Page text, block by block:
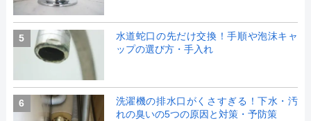
5
水道蛇口の先だけ交換！手順や泡沫キャ
ップの選び方・手入れ
6
洗濯機の排水口がくさすぎる！下水・汚
れの臭いの5つの原因と対策・予防策